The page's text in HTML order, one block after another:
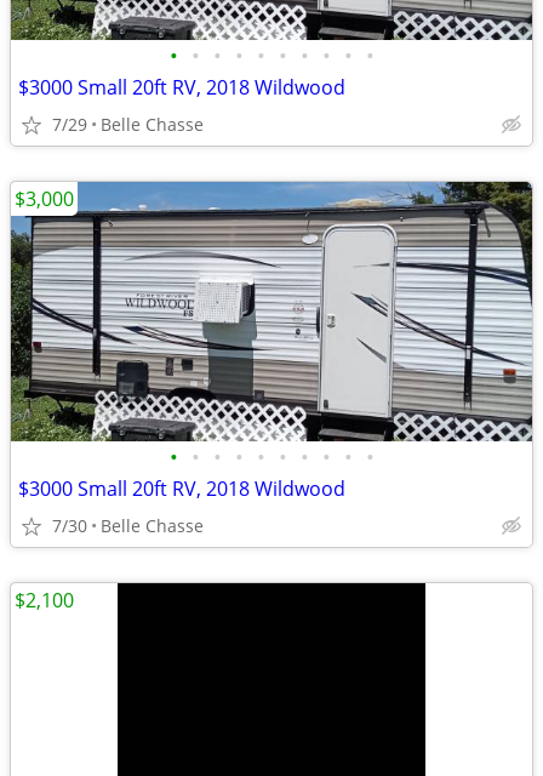
• • • • • • • • • •
$3000 Small 20ft RV, 2018 Wildwood
7/29 Belle Chasse
• • • • • • • • • •
$3000 Small 20ft RV, 2018 Wildwood
7/30 Belle Chasse
$3,000
$2,100